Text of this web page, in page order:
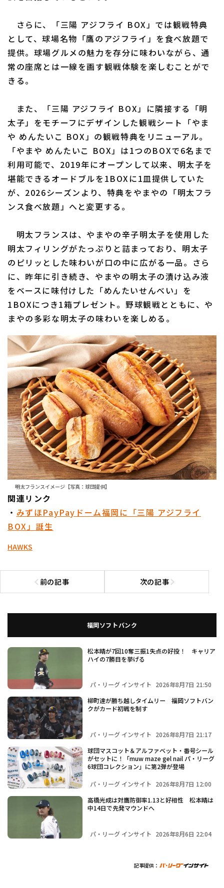
利用規約 プライバシーポリシー
特定商取引法の表示 アルバイト募集（別ウィンドウで開く
さらに、「三陽 アジフライ BOX」では観戦特典
として、球場名物「鷹のアジフライ」を食べ放題で
提供。球場グルメの魅力を存分に味わいながら、通
常の座席とは一線を画す観戦体験を楽しむことがで
きる。
また、「三陽 アジフライ BOX」に隣接する「明
太子」をモチーフにデザインした観戦シート「やま
や めんたいこ BOX」の観戦特典をリニューアル。
「やまや めんたいこ BOX」は1つのBOXで6名まで
利用可能で、2019年にオープンして以来、明太子を
堪能できるオードブルを1BOXに1皿提供していた
が、2026シーズンより、特典をやまやの「明太フラ
ンス食べ放題」へと変更する。
明太フランスは、やまやの辛子明太子を使用した
明太フィリングがたっぷりと詰まっており、明太子
のピリッとした味わいが口の中に広がる一品。さら
に、昨年に引き続き、やまやの明太子の漬け込み液
をベースに味付けした「めんたいせんべい」を
1BOXにつき1箱プレゼント。野球観戦とともに、や
まやの多彩な明太子の味わいを楽しめる。
明太フランスイメージ【写真：球団提供】
関連リンク
・ みずほPayPayドーム福岡に「三陽 アジフライ
BOX」誕生
HAWKS
前の記事
前の記事へ 次の記事次の記事へ
福岡ソフトバンク
松本晴が7回10奪三振1失点の好投！ キャリア
ハイの7勝目を挙げる
パ・リーグ インサイト 2026年8月7日 21:50
柳町達が勝ち越しタイムリー 福岡ソフトバン
クがカード初戦を制す
パ・リーグ インサイト 2026年8月7日 21:17
球団マスコット＆アルファベット・番号シール
がセットに！「muw maze gel nail パ・リーグ
6球団コレクション」に第2弾が登場
パ・リーグ インサイト 2026年8月7日 12:00
高橋光成は対鷹防御率1.13と好相性 松本晴は
中14日で先発マウンドへ
パ・リーグ インサイト 2026年8月6日 22:04
記事提供：